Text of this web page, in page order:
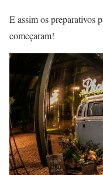
E assim os preparativos
começaram!